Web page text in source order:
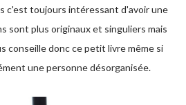
c'est toujours intéressant d'avoir une
sont plus originaux et singuliers mais
conseille donc ce petit livre même si
une personne désorganisée.